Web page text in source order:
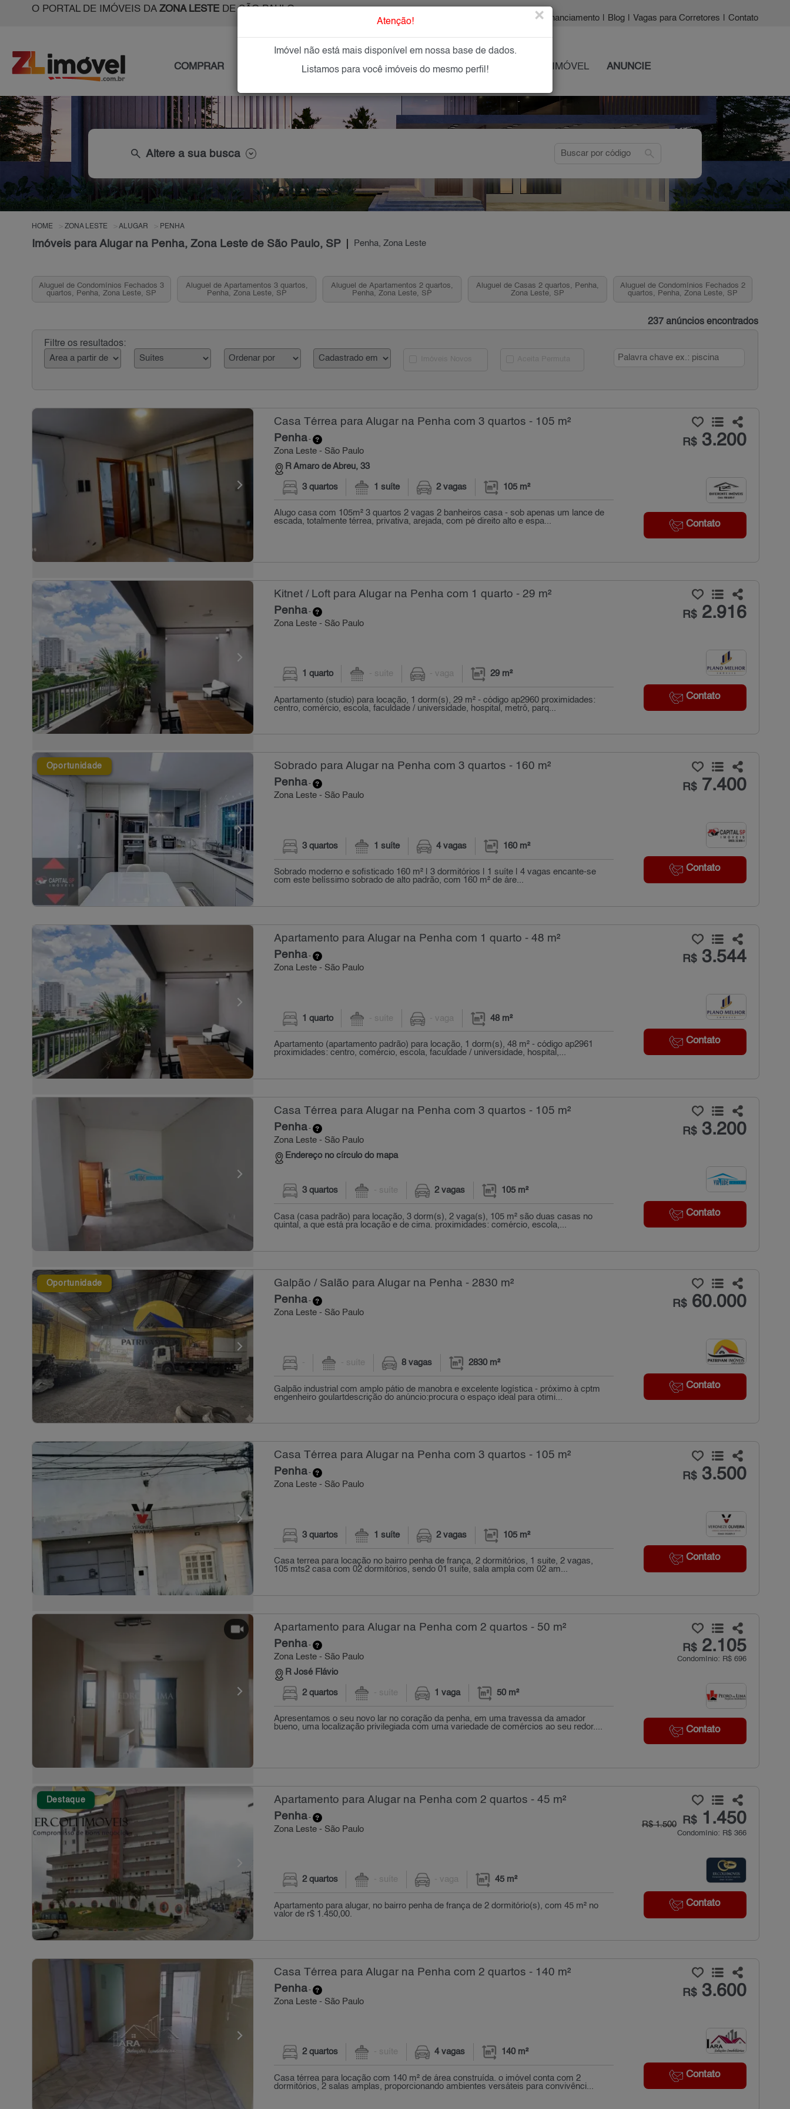
O PORTAL DE IMÓVEIS DA ZONA LESTEDE SÃO PAULO
| Financiamento Blog Vagas para Corretores Contato
COMPRAR IMÓVEIS NOVOS IMOBILIÁRIAS OFEREÇA SEU IMÓVEL ANUNCIE
search Altere a sua busca search
HOME ZONA LESTE ALUGAR PENHA
Imóveis para Alugar na Penha, Zona Leste de São Paulo, SP Penha, Zona Leste
Aluguel de Condomínios Fechados 3
quartos, Penha, Zona Leste, SP
Aluguel de Apartamentos 3 quartos,
Penha, Zona Leste, SP
Aluguel de Apartamentos 2 quartos,
Penha, Zona Leste, SP
Aluguel de Casas 2 quartos, Penha,
Zona Leste, SP
Aluguel de Condomínios Fechados 2
quartos, Penha, Zona Leste, SP
237 anúncios encontrados
Filtre os resultados:
Casa Térrea para Alugar na Penha com 3 quartos - 105 m²
Penha-
Zona Leste - São Paulo
R Amaro de Abreu, 33
R$3.200
Contato
3 quartos 1 suíte 2 vagas 105 m²
Alugo casa com 105m² 3 quartos 2 vagas 2 banheiros casa - sob apenas um lance de
escada, totalmente térrea, privativa, arejada, com pé direito alto e espa...
Kitnet / Loft para Alugar na Penha com 1 quarto - 29 m²
Penha-
Zona Leste - São Paulo
R$2.916
Contato
1 quarto - suíte - vaga 29 m²
Apartamento (studio) para locação, 1 dorm(s), 29 m² - código ap2960 proximidades:
centro, comércio, escola, faculdade / universidade, hospital, metrô, parq...
Oportunidade Sobrado para Alugar na Penha com 3 quartos - 160 m²
Penha-
Zona Leste - São Paulo
R$7.400
Contato
3 quartos 1 suíte 4 vagas 160 m²
Sobrado moderno e sofisticado 160 m² | 3 dormitórios | 1 suíte | 4 vagas encante-se
com este belíssimo sobrado de alto padrão, com 160 m² de áre...
Apartamento para Alugar na Penha com 1 quarto - 48 m²
Penha-
Zona Leste - São Paulo
R$3.544
Contato
1 quarto - suíte - vaga 48 m²
Apartamento (apartamento padrão) para locação, 1 dorm(s), 48 m² - código ap2961
proximidades: centro, comércio, escola, faculdade / universidade, hospital,...
Casa Térrea para Alugar na Penha com 3 quartos - 105 m²
Penha-
Zona Leste - São Paulo
Endereço no círculo do mapa
R$3.200
Contato
3 quartos - suíte 2 vagas 105 m²
Casa (casa padrão) para locação, 3 dorm(s), 2 vaga(s), 105 m² são duas casas no
quintal, a que está pra locação e de cima. proximidades: comércio, escola,...
Oportunidade Galpão / Salão para Alugar na Penha - 2830 m²
Penha-
Zona Leste - São Paulo
R$60.000
Contato
- - suíte 8 vagas 2830 m²
Galpão industrial com amplo pátio de manobra e excelente logística - próximo à cptm
engenheiro goulartdescrição do anúncio:procura o espaço ideal para otimi...
Casa Térrea para Alugar na Penha com 3 quartos - 105 m²
Penha-
Zona Leste - São Paulo
R$3.500
Contato
3 quartos 1 suíte 2 vagas 105 m²
Casa terrea para locação no bairro penha de frança, 2 dormitórios, 1 suite, 2 vagas,
105 mts2 casa com 02 dormitórios, sendo 01 suíte, sala ampla com 02 am...
Apartamento para Alugar na Penha com 2 quartos - 50 m²
Penha-
Zona Leste - São Paulo
R José Flávio
R$2.105
Condomínio: R$ 696
Contato
2 quartos - suíte 1 vaga 50 m²
Apresentamos o seu novo lar no coração da penha, em uma travessa da amador
bueno, uma localização privilegiada com uma variedade de comércios ao seu redor....
Destaque Apartamento para Alugar na Penha com 2 quartos - 45 m²
Penha-
Zona Leste - São Paulo
R$1.450
R$ 1.500
Condomínio: R$ 366
Contato
2 quartos - suíte - vaga 45 m²
Apartamento para alugar, no bairro penha de frança de 2 dormitório(s), com 45 m² no
valor de r$ 1.450,00.
Casa Térrea para Alugar na Penha com 2 quartos - 140 m²
Penha-
Zona Leste - São Paulo
R$3.600
Contato
2 quartos - suíte 4 vagas 140 m²
Casa térrea para locação com 140 m² de área construída. o imóvel conta com 2
dormitórios, 2 salas amplas, proporcionando ambientes versáteis para convivênci...
Atenção! ×
Imóvel não está mais disponível em nossa base de dados.
Listamos para você imóveis do mesmo perfil!